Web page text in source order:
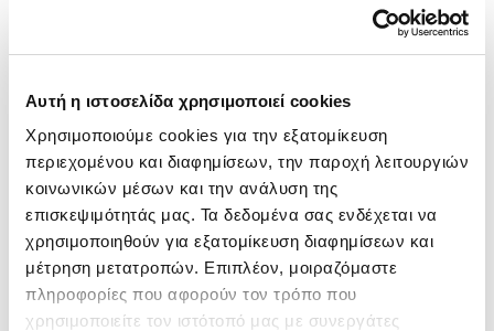
Αυτή η ιστοσελίδα χρησιμοποιεί cookies
Χρησιμοποιούμε cookies για την εξατομίκευση
περιεχομένου και διαφημίσεων, την παροχή λειτουργιών
κοινωνικών μέσων και την ανάλυση της
επισκεψιμότητάς μας. Τα δεδομένα σας ενδέχεται να
χρησιμοποιηθούν για εξατομίκευση διαφημίσεων και
μέτρηση μετατροπών. Επιπλέον, μοιραζόμαστε
πληροφορίες που αφορούν τον τρόπο που
χρησιμοποιείτε τον ιστότοπό μας με συνεργάτες
αυτοκίνητο που σας ενδιαφέρει. Θα
καταστήματα μας και να κλείσετε
ραντεβού.
Κορυφαία Μεταχειρισμένα
Αυτοκίνητα
Μεταχειρισμένα Αυτοκίνητα Alfa Romeo — με
Έλεγχο 230+ Σημείων